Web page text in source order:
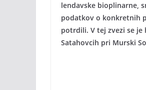
lendavske bioplinarne,
podatkov o konkretnih
potrdili. V tej zvezi se je
Satahovcih pri Murski